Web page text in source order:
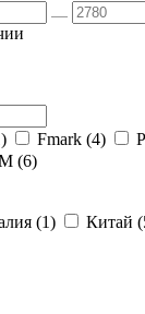
) Fmark (4)
(6)
(1) Китай (